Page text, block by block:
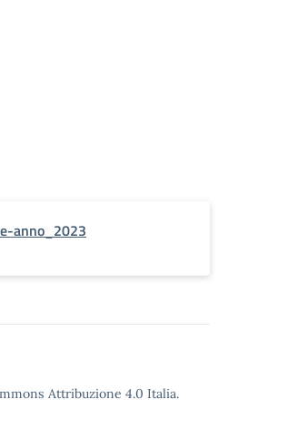
anno_2023
Attribuzione 4.0 Italia.